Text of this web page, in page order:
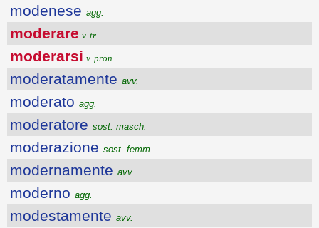
modenese agg.
moderare v. tr.
moderarsi v. pron.
moderatamente avv.
moderato agg.
moderatore sost. masch.
moderazione sost. femm.
modernamente avv.
moderno agg.
modestamente avv.